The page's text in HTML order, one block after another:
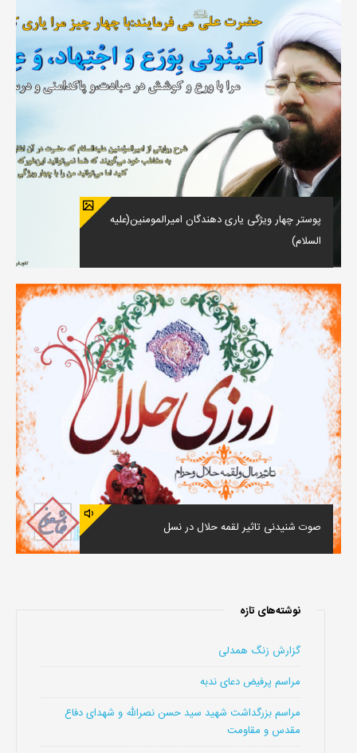
پوستر چهار ویژگی یاری دهندگان امیرالمومنین(علیه
السلام)
صوت شنیدنی تاثیر لقمه حلال در نسل
نوشته‌های تازه
گزارش زنگ همدلی
مراسم پرفیض دعای ندبه
مراسم بزرگداشت شهید سید حسن نصرالله و شهدای دفاع
مقدس و مقاومت